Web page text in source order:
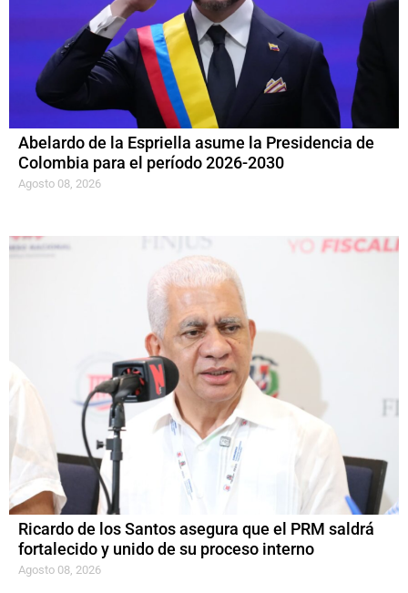
Abelardo de la Espriella asume la Presidencia de
Colombia para el período 2026-2030
Agosto 08, 2026
Ricardo de los Santos asegura que el PRM saldrá
fortalecido y unido de su proceso interno
Agosto 08, 2026